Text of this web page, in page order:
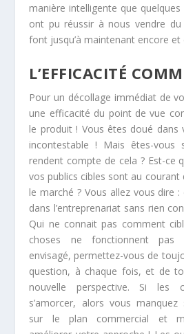
manière intelligente que
ont pu réussir à nous vendre du
font jusqu’à maintenant encore
L’EFFICACITÉ
Pour un décollage immédiat de
une efficacité du point de vue
le produit ! Vous êtes doué dans
incontestable ! Mais êtes-vous
rendent compte de cela ? Est-ce
vos publics cibles sont au courant
le marché ? Vous allez vous dire
dans l’entreprenariat sans rien
Qui ne connait pas comment
choses ne fonctionnent pas
envisagé, permettez-vous de
question, à chaque fois, et de
nouvelle perspective. Si les
s’amorcer, alors vous manquez
sur le plan commercial et